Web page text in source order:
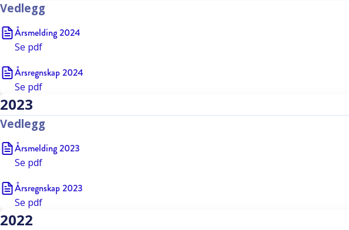
Vedlegg
Årsmelding 2024
Se pdf
Årsregnskap 2024
Se pdf
2023
Vedlegg
Årsmelding 2023
Se pdf
Årsregnskap 2023
Se pdf
2022